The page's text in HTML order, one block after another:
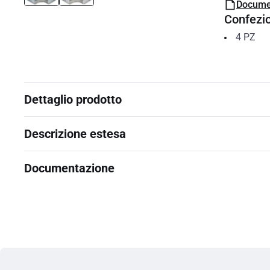
4 PZ
Dettaglio prodotto
Descrizione estesa
Documentazione